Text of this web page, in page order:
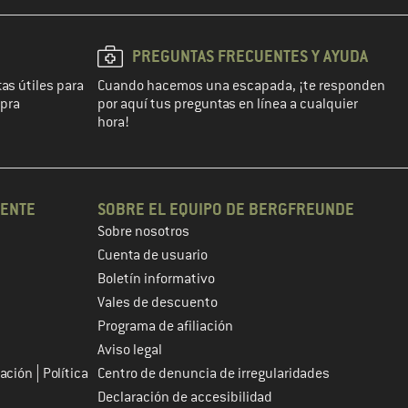
útiles para
PREGUNTAS FRECUENTES Y AYUDA
Cuando hacemos una escapada, ¡te responden
por aquí tus preguntas en línea a cualquier
hora!
Política
SOBRE EL EQUIPO DE BERGFREUNDE
Sobre nosotros
Cuenta de usuario
Boletín informativo
Vales de descuento
Programa de afiliación
Aviso legal
Centro de denuncia de irregularidades
Declaración de accesibilidad